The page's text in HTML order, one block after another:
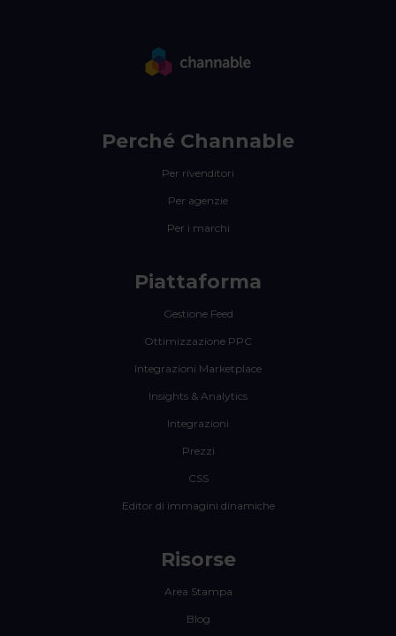
Perché Channable
Per rivenditori
Per agenzie
Per i marchi
Piattaforma
Gestione Feed
Ottimizzazione PPC
Integrazioni Marketplace
Insights & Analytics
Integrazioni
Prezzi
CSS
Editor di immagini dinamiche
Risorse
Area Stampa
Blog